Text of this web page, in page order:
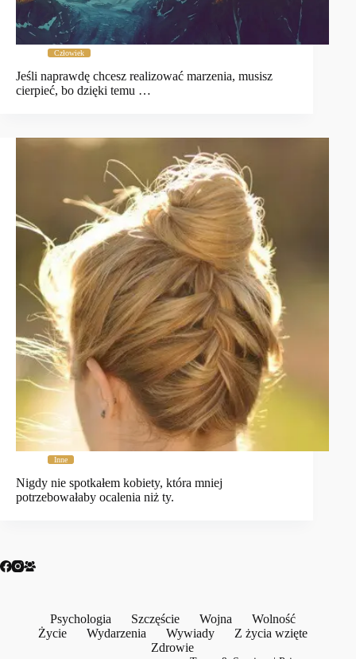
Człowiek
Jeśli naprawdę chcesz realizować marzenia, musisz
cierpieć, bo dzięki temu …
Inne
Nigdy nie spotkałem kobiety, która mniej
potrzebowałaby ocalenia niż ty.
Psychologia Szczęście Wojna
Wolność
Życie
Wydarzenia Wywiady
Z życia wzięte
Zdrowie